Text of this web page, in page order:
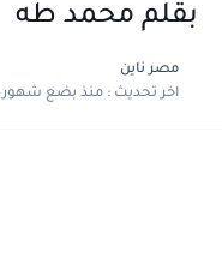
بقلم محمد طه
مصر ناين
اخر تحديث :منذ بضع شهور